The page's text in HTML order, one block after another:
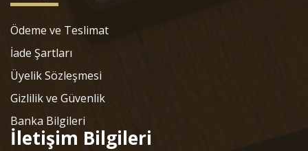
Ödeme ve Teslimat
İade Şartları
Üyelik Sözleşmesi
Gizlilik ve Güvenlik
Banka Bilgileri
İletişim Bilgileri